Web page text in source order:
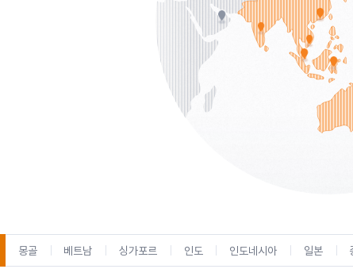
몽골 베트남 싱가포르 인도 인도네시아 일본